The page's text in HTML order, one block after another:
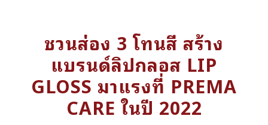
ชวนส่อง 3 โทนสี สร้าง
แบรนด์ลิปกลอส LIP
GLOSS มาแรงที่ PREMA
CARE ในปี 2022